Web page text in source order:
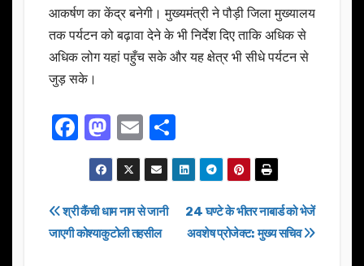
आकर्षण का केंद्र बनेगी। मुख्यमंत्री ने पौड़ी जिला मुख्यालय
तक पर्यटन को बढ़ावा देने के भी निर्देश दिए ताकि अधिक से
अधिक लोग यहां पहुँच सके और यह क्षेत्र भी सीधे पर्यटन से
जुड़ सके।
F
a
c
e
b
M
a
st
o
d
E
m
ail
h
ar
e
Post
navigation
24 घण्टे के भीतर नाबार्ड को भेजें
अवशेष प्रोजेक्ट: मुख्य सचिव
श्री कैंची धाम नाम से जानी
जाएगी कोश्याकुटोली तहसील